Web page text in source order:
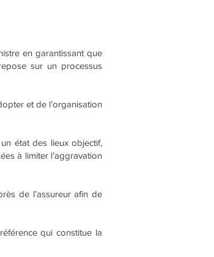
en garantissant que
sur un processus
et de l’organisation
état des lieux objectif,
à limiter l’aggravation
de l’assureur afin de
qui constitue la